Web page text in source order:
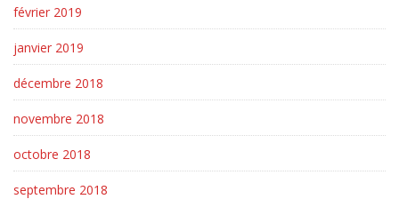
février 2019
janvier 2019
décembre 2018
novembre 2018
octobre 2018
septembre 2018